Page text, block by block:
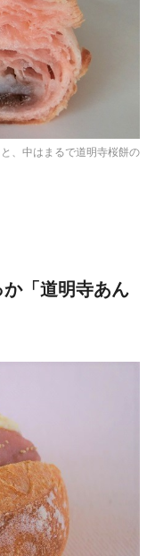
、中はまるで道明寺桜餅の
「道明寺あん